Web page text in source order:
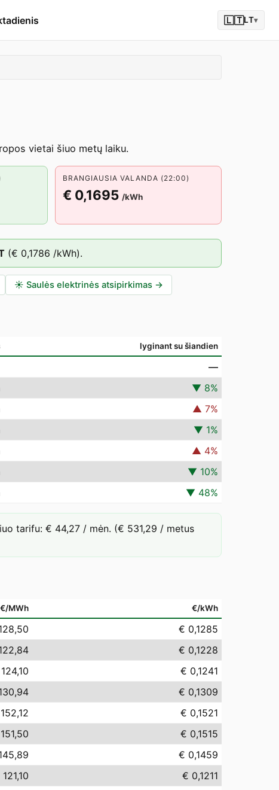
🇱🇹LT▾
vietai šiuo metų laiku.
BRANGIAUSIA VALANDA (22:00)
€ 0,1695 /kWh
(€ 0,1786 /kWh).
☀️ Saulės elektrinės atsipirkimas →
lyginant su šiandien
—
▼ 8%
▲ 7%
▼ 1%
▲ 4%
▼ 10%
▼ 48%
tarifu: € 44,27 / mėn. (€ 531,29 / metus
€/MWh €/kWh
€ 0,1285
€ 0,1228
€ 0,1241
€ 0,1309
€ 0,1521
€ 0,1515
€ 0,1459
€ 0,1211